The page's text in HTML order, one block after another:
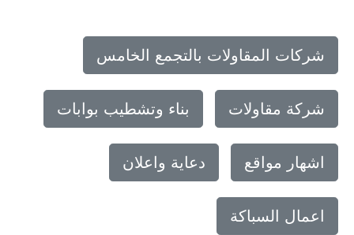
شركات المقاولات بالتجمع الخامس
شركة مقاولات بناء وتشطيب بوابات
اشهار مواقع دعاية واعلان
اعمال السباكة